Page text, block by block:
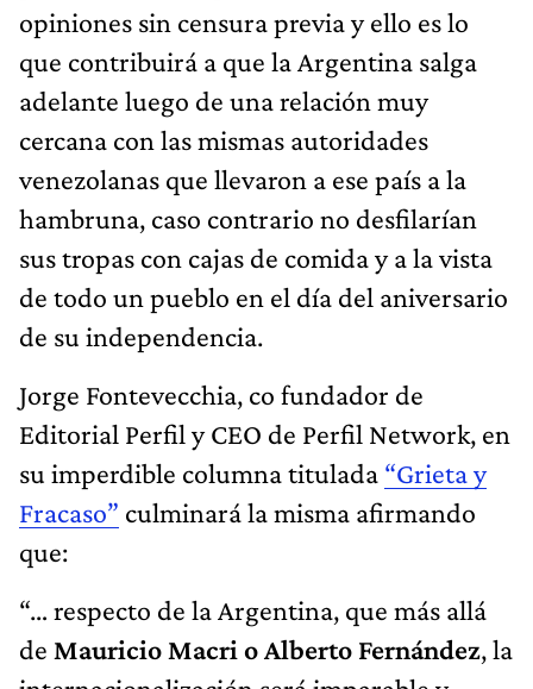
opiniones sin censura previa y ello es lo
que contribuirá a que la Argentina salga
adelante luego de una relación muy
cercana con las mismas autoridades
venezolanas que llevaron a ese país a la
hambruna, caso contrario no desfilarían
sus tropas con cajas de comida y a la vista
de todo un pueblo en el día del aniversario
de su independencia.
Jorge Fontevecchia, co fundador de
Editorial Perfil y CEO de Perfil Network, en
su imperdible columna titulada “Grieta y
Fracaso” culminará la misma afirmando
que:
“… respecto de la Argentina, que más allá
de Mauricio Macri o Alberto Fernández, la